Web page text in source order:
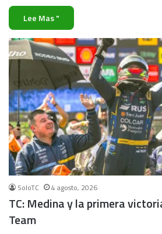
Lee Mas "
SoloTC 4 agosto, 2026
TC: Medina y la primera
Team